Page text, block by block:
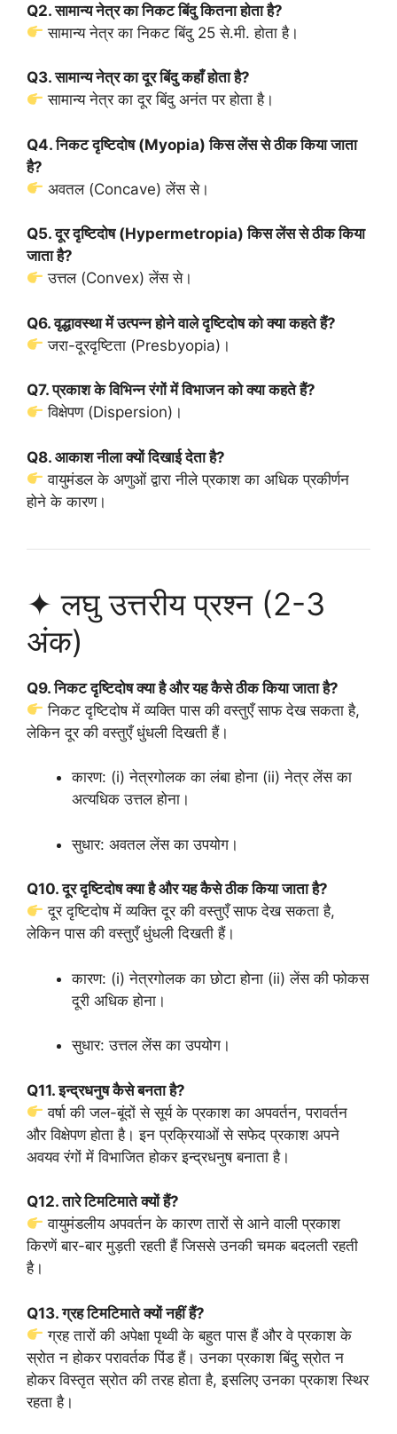
Q2. सामान्य नेत्र का निकट बिंदु कितना होता है?
सामान्य नेत्र का निकट बिंदु 25 से.मी. होता है।
Q3. सामान्य नेत्र का दूर बिंदु कहाँ होता है?
सामान्य नेत्र का दूर बिंदु अनंत पर होता है।
Q4. निकट दृष्टिदोष (Myopia) किस लेंस से ठीक किया जाता
है?
अवतल (Concave) लेंस से।
Q5. दूर दृष्टिदोष (Hypermetropia) किस लेंस से ठीक किया
जाता है?
उत्तल (Convex) लेंस से।
Q6. वृद्धावस्था में उत्पन्न होने वाले दृष्टिदोष को क्या कहते हैं?
जरा-दूरदृष्टिता (Presbyopia)।
Q7. प्रकाश के विभिन्न रंगों में विभाजन को क्या कहते हैं?
विक्षेपण (Dispersion)।
Q8. आकाश नीला क्यों दिखाई देता है?
वायुमंडल के अणुओं द्वारा नीले प्रकाश का अधिक प्रकीर्णन
होने के कारण।
✦ लघु उत्तरीय प्रश्न (2-3
अंक)
Q9. निकट दृष्टिदोष क्या है और यह कैसे ठीक किया जाता है?
निकट दृष्टिदोष में व्यक्ति पास की वस्तुएँ साफ देख सकता है,
लेकिन दूर की वस्तुएँ धुंधली दिखती हैं।
कारण: (i) नेत्रगोलक का लंबा होना (ii) नेत्र लेंस का
अत्यधिक उत्तल होना।
सुधार: अवतल लेंस का उपयोग।
Q10. दूर दृष्टिदोष क्या है और यह कैसे ठीक किया जाता है?
दूर दृष्टिदोष में व्यक्ति दूर की वस्तुएँ साफ देख सकता है,
लेकिन पास की वस्तुएँ धुंधली दिखती हैं।
कारण: (i) नेत्रगोलक का छोटा होना (ii) लेंस की फोकस
दूरी अधिक होना।
सुधार: उत्तल लेंस का उपयोग।
Q11. इन्द्रधनुष कैसे बनता है?
वर्षा की जल-बूंदों से सूर्य के प्रकाश का अपवर्तन, परावर्तन
और विक्षेपण होता है। इन प्रक्रियाओं से सफेद प्रकाश अपने
अवयव रंगों में विभाजित होकर इन्द्रधनुष बनाता है।
Q12. तारे टिमटिमाते क्यों हैं?
वायुमंडलीय अपवर्तन के कारण तारों से आने वाली प्रकाश
किरणें बार-बार मुड़ती रहती हैं जिससे उनकी चमक बदलती रहती
है।
Q13. ग्रह टिमटिमाते क्यों नहीं हैं?
ग्रह तारों की अपेक्षा पृथ्वी के बहुत पास हैं और वे प्रकाश के
स्रोत न होकर परावर्तक पिंड हैं। उनका प्रकाश बिंदु स्रोत न
होकर विस्तृत स्रोत की तरह होता है, इसलिए उनका प्रकाश स्थिर
रहता है।